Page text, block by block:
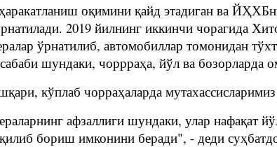
оқимини қайд этадиган ва
2019 йилнинг иккинчи чорагида
ўрнатилиб, автомобиллар томонидан
сабаби шундаки, чоррраҳа, йўл ва
кўплаб чорраҳаларда
афзаллиги шундаки, улар нафақат
қилиб бориш имконини беради", - деди